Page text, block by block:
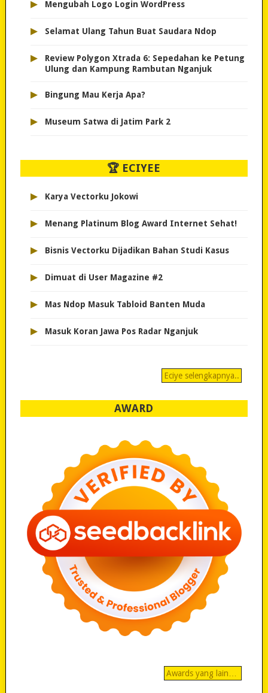
▸ Mengubah Logo Login WordPress
▸ Selamat Ulang Tahun Buat Saudara Ndop
▸
Review Polygon Xtrada 6: Sepedahan ke Petung
Ulung dan Kampung Rambutan Nganjuk
▸ Bingung Mau Kerja Apa?
▸ Museum Satwa di Jatim Park 2
🏆 ECIYEE
▸ Karya Vectorku Jokowi
▸ Menang Platinum Blog Award Internet Sehat!
▸ Bisnis Vectorku Dijadikan Bahan Studi Kasus
▸ Dimuat di User Magazine #2
▸ Mas Ndop Masuk Tabloid Banten Muda
▸ Masuk Koran Jawa Pos Radar Nganjuk
Eciye selengkapnya..
AWARD
Awards yang lain…